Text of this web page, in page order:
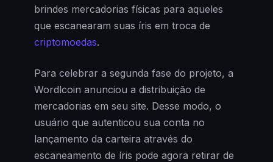
brindes mercadorias físicas para aqueles
que escanearam suas íris em troca de
criptomoedas.
Para celebrar a segunda fase do projeto, a
Wordlcoin anunciou a distribuição de
mercadorias em seu site. Desse modo, o
usuário que autenticou sua conta no
lançamento da carteira através do
escaneamento de íris pode agora retirar de